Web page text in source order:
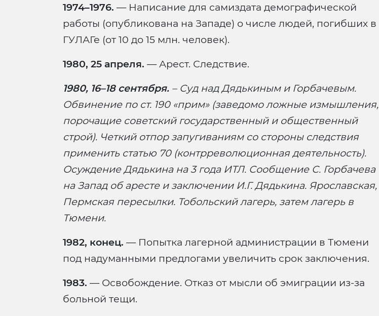
1974–1976. — Написание для самиздата демографической
работы (опубликована на Западе) о числе людей, погибших в
ГУЛАГе (от 10 до 15 млн. человек).
1980, 25 апреля. — Арест. Следствие.
1980, 16–18 сентября. – Суд над Дядькиным и Горбачевым.
Обвинение по ст. 190 «прим» (заведомо ложные измышления,
порочащие советский государственный и общественный
строй). Четкий отпор запугиваниям со стороны следствия
применить статью 70 (контрреволюционная деятельность).
Осуждение Дядькина на 3 года ИТЛ. Сообщение С. Горбачева
на Запад об аресте и заключении И.Г. Дядькина. Ярославская,
Пермская пересылки. Тобольский лагерь, затем лагерь в
Тюмени.
1982, конец. — Попытка лагерной администрации в Тюмени
под надуманными предлогами увеличить срок заключения.
1983. — Освобождение. Отказ от мысли об эмиграции из-за
больной тещи.